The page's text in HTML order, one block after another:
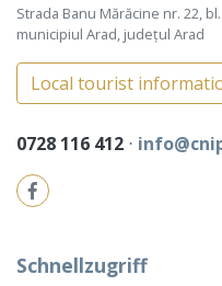
Strada Banu Mărăcine nr. 22,
municipiul Arad, județul Arad
Local tourist
0728 116 412 ⋅
Schnellzugriff